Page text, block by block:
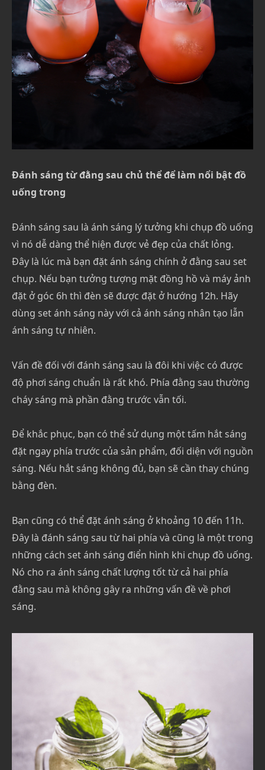
Đánh sáng từ đằng sau chủ thể để làm nổi bật đồ
uống trong
Đánh sáng sau là ánh sáng lý tưởng khi chụp đồ uống
vì nó dễ dàng thể hiện được vẻ đẹp của chất lỏng.
Đây là lúc mà bạn đặt ánh sáng chính ở đằng sau set
chụp. Nếu bạn tưởng tượng mặt đồng hồ và máy ảnh
đặt ở góc 6h thì đèn sẽ được đặt ở hướng 12h. Hãy
dùng set ánh sáng này với cả ánh sáng nhân tạo lẫn
ánh sáng tự nhiên.
Vấn đề đối với đánh sáng sau là đôi khi việc có được
độ phơi sáng chuẩn là rất khó. Phía đằng sau thường
cháy sáng mà phần đằng trước vẫn tối.
Để khắc phục, bạn có thể sử dụng một tấm hắt sáng
đặt ngay phía trước của sản phẩm, đối diện với nguồn
sáng. Nếu hắt sáng không đủ, bạn sẽ cần thay chúng
bằng đèn.
Bạn cũng có thể đặt ánh sáng ở khoảng 10 đến 11h.
Đây là đánh sáng sau từ hai phía và cũng là một trong
những cách set ánh sáng điển hình khi chụp đồ uống.
Nó cho ra ánh sáng chất lượng tốt từ cả hai phía
đằng sau mà không gây ra những vấn đề về phơi
sáng.